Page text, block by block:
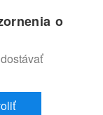
DATABÁZA
o